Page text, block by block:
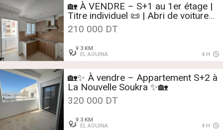
🏡 À VENDRE – S+1 au 1er étage |
Titre individuel 📜 | Abri de voiture
🚗 | Aïn Zaghouan
210 000 DT
3 KM
EL AOUINA
4 H
🏡✨ À vendre – Appartement S+2 à
La Nouvelle Soukra ✨🏡
320 000 DT
3 KM
EL AOUINA
4 H